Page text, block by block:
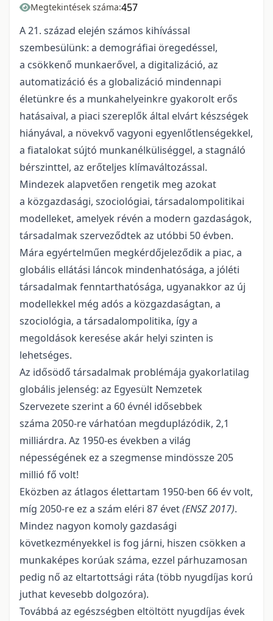
Megtekintések száma:457
A 21. század elején számos kihívással
szembesülünk: a demográfiai öregedéssel,
a csökkenő munkaerővel, a digitalizáció, az
automatizáció és a globalizáció mindennapi
életünkre és a munkahelyeinkre gyakorolt erős
hatásaival, a piaci szereplők által elvárt készségek
hiányával, a növekvő vagyoni egyenlőtlenségekkel,
a fiatalokat sújtó munkanélküliséggel, a stagnáló
bérszinttel, az erőteljes klímaváltozással.
Mindezek alapvetően rengetik meg azokat
a közgazdasági, szociológiai, társadalompolitikai
modelleket, amelyek révén a modern gazdaságok,
társadalmak szerveződtek az utóbbi 50 évben.
Mára egyértelműen megkérdőjeleződik a piac, a
globális ellátási láncok mindenhatósága, a jóléti
társadalmak fenntarthatósága, ugyanakkor az új
modellekkel még adós a közgazdaságtan, a
szociológia, a társadalompolitika, így a
megoldások keresése akár helyi szinten is
lehetséges.
Az idősödő társadalmak problémája gyakorlatilag
globális jelenség: az Egyesült Nemzetek
Szervezete szerint a 60 évnél idősebbek
száma 2050-re várhatóan megduplázódik, 2,1
milliárdra. Az 1950-es években a világ
népességének ez a szegmense mindössze 205
millió fő volt!
Eközben az átlagos élettartam 1950-ben 66 év volt,
míg 2050-re ez a szám eléri 87 évet(ENSZ 2017).
Mindez nagyon komoly gazdasági
következményekkel is fog járni, hiszen csökken a
munkaképes korúak száma, ezzel párhuzamosan
pedig nő az eltartottsági ráta (több nyugdíjas korú
juthat kevesebb dolgozóra).
Továbbá az egészségben eltöltött nyugdíjas évek